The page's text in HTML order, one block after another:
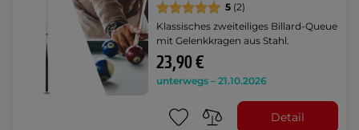
5 (2)
Klassisches zweiteiliges Billard-Queue
mit Gelenkkragen aus Stahl.
23,90 €
unterwegs – 21.10.2026
Detail